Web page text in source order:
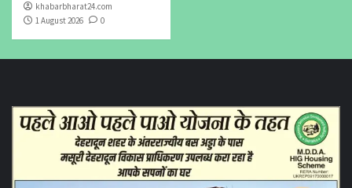
khabarbharat24.com
1 August 2026
0